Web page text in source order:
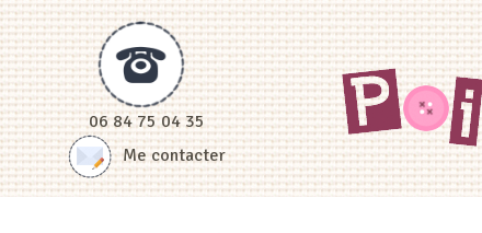
06 84 75 04 35
Me contacter
Panneau de gestion des cookies